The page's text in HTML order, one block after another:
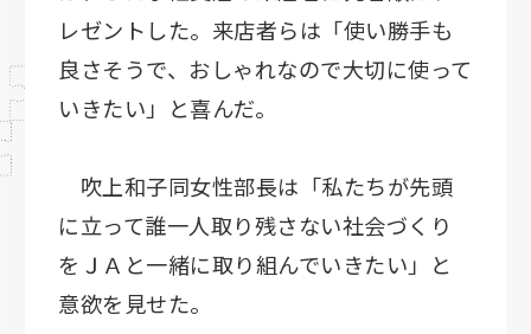
レゼントした。来店者らは「使い勝手も
良さそうで、おしゃれなので大切に使って
いきたい」と喜んだ。
吹上和子同女性部長は「私たちが先頭
に立って誰一人取り残さない社会づくり
をＪＡと一緒に取り組んでいきたい」と
意欲を見せた。